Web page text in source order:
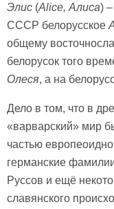
Элис (Alice, Алиса)
СССР белорусское
общему
белорусок того
Олеся, а на
Дело в том, что в
«варварский» мир
частью
германские
Руссов и ещё
славянского